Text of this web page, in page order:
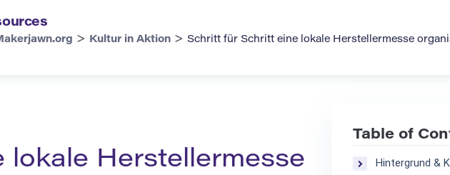
> Kultur in Aktion > Schritt für Schritt eine lokale Herstellermesse
Herstellermesse
Table of
Hintergrund &